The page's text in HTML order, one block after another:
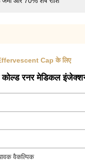
Cap के लिए
रनर मेडिकल
वैकल्पिक